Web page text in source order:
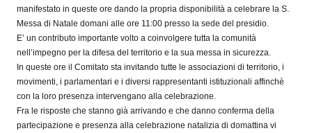
manifestato in queste ore dando la propria disponibilità a celebrare la S.
Messa di Natale domani alle ore 11:00 presso la sede del presidio.
E’ un contributo importante volto a coinvolgere tutta la comunità
nell’impegno per la difesa del territorio e la sua messa in sicurezza.
In queste ore il Comitato sta invitando tutte le associazioni di territorio, i
movimenti, i parlamentari e i diversi rappresentanti istituzionali affinchè
con la loro presenza intervengano alla celebrazione.
Fra le risposte che stanno già arrivando e che danno conferma della
partecipazione e presenza alla celebrazione natalizia di domattina vi